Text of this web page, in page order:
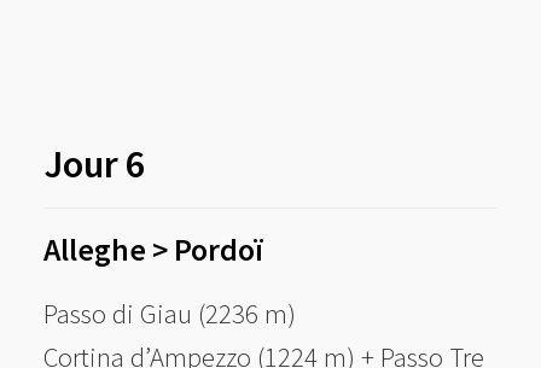
Jour 6
Alleghe > Pordoï
Passo di Giau (2236 m)
Cortina d’Ampezzo (1224 m) + Passo Tre